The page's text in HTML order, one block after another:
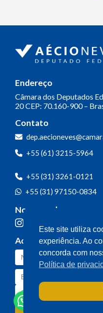
Endereço
Câmara dos Deputados
20CEP: 70.160-900 –
Contato
+55 (61) 3215-5964
+55 (31) 3261-0121
+55 (31) 97150-0834
Nossas redes
Acompanhe o meu
Este site utiliza
experiência. Ao
concorda com
Política de